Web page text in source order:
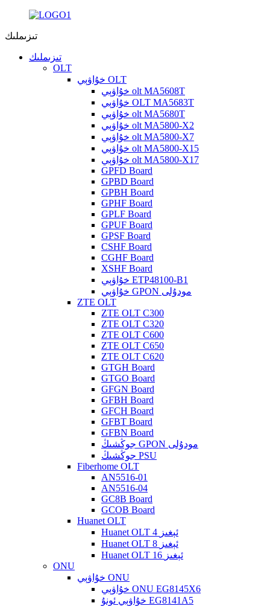
تىزىملىك
تىزىملىك
OLT
خۇاۋېي OLT
خۇاۋېي olt MA5608T
خۇاۋېي OLT MA5683T
خۇاۋېي olt MA5680T
خۇاۋېي olt MA5800-X2
خۇاۋېي olt MA5800-X7
خۇاۋېي olt MA5800-X15
خۇاۋېي olt MA5800-X17
GPFD Board
GPBD Board
GPBH Board
GPHF Board
GPLF Board
GPUF Board
GPSF Board
CSHF Board
CGHF Board
XSHF Board
خۇاۋېي ETP48100-B1
خۇاۋېي GPON مودۇلى
ZTE OLT
ZTE OLT C300
ZTE OLT C320
ZTE OLT C600
ZTE OLT C650
ZTE OLT C620
GTGH Board
GTGO Board
GFGN Board
GFBH Board
GFCH Board
GFBT Board
GFBN Board
جوڭشىڭ GPON مودۇلى
جوڭشىڭ PSU
Fiberhome OLT
AN5516-01
AN5516-04
GC8B Board
GCOB Board
Huanet OLT
Huanet OLT 4 ئېغىز
Huanet OLT 8 ئېغىز
Huanet OLT 16 ئېغىز
ONU
خۇاۋېي ONU
خۇاۋېي ONU EG8145X6
خۇاۋېي ئونۇ EG8141A5